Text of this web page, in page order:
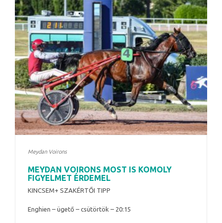
Meydan Voirons
MEYDAN VOIRONS MOST IS KOMOLY
FIGYELMET ÉRDEMEL
KINCSEM+ SZAKÉRTŐI TIPP
Enghien – ügető – csütörtök – 20:15